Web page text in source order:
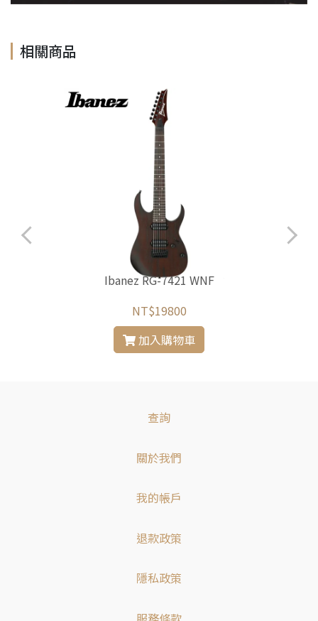
相關商品
Ibanez RG-7421 WNF
NT$19800
加入購物車
查詢
關於我們
我的帳戶
退款政策
隱私政策